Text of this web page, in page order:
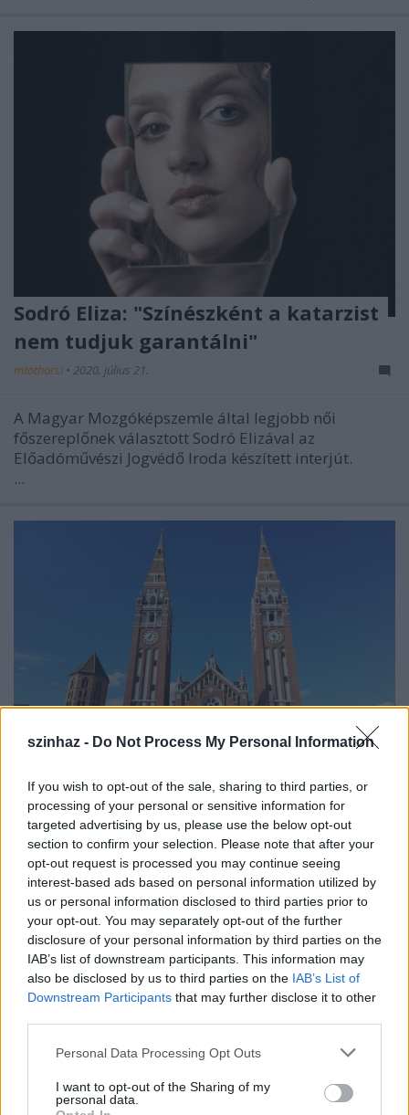
szinhaz - Do Not Process My Personal Information
If you wish to opt-out of the sale, sharing to third parties, or
processing of your personal or sensitive information for
targeted advertising by us, please use the below opt-out
section to confirm your selection. Please note that after your
opt-out request is processed you may continue seeing
interest-based ads based on personal information utilized by
us or personal information disclosed to third parties prior to
your opt-out. You may separately opt-out of the further
disclosure of your personal information by third parties on the
IAB’s list of downstream participants. This information may
also be disclosed by us to third parties on the IAB’s List of
Downstream Participants that may further disclose it to other
Please note that this website/app uses one or more Google
not limited to your visit or usage behaviour. You may click to
grant or deny consent to Google and its third-party tags to
Personal Data Processing Opt Outs
I want to opt-out of the Sharing of my
personal data.
Sodró Eliza: "Színészként a katarzist
nem tudjuk garantálni"
mtothorsi • 2020. július 21.
A Magyar Mozgóképszemle által legjobb női
főszereplőnek választott Sodró Elizával az
Előadóművészi Jogvédő Iroda készített interjút.
...
Épül a Dóm téri szabadtéri színpad
mtothorsi•2020. július 16.
Megkezdődött a Szegedi Szabadtéri Játékok Dóm
téri játszóhelyének építése. A fesztivál ikonikus
helyszínének számító téren elsőként ...